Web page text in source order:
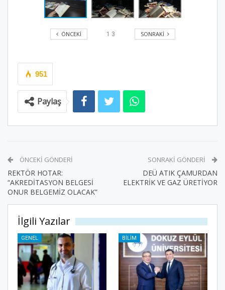
ÖNCEKI 1 3 SONRAKI
951
Paylaş
ÖNCEKI GÖNDERI
REKTÖR HOTAR:
“AKREDİTASYON BELGESİ
ONUR BELGEMİZ OLACAK”
SONRAKI GÖNDERI
DEÜ ATIK ÇAMURDAN
ELEKTRİK VE GAZ ÜRETİYOR
İlgili Yazılar
GENEL BILIM